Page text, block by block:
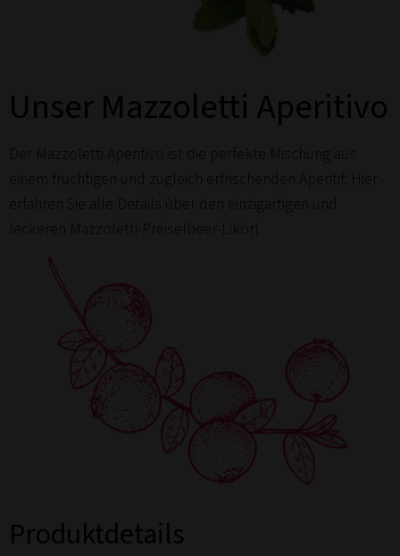
Unser Mazzoletti Aperitivo
Der Mazzoletti Aperitivo ist die perfekte Mischung aus
einem fruchtigen und zugleich erfrischenden Aperitif. Hier
erfahren Sie alle Details über den einzigartigen und
leckeren Mazzoletti-Preiselbeer-Likör!
Produktdetails